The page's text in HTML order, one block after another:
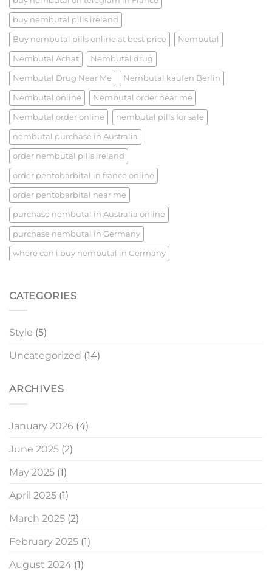
buy nembutal pills ireland​
Buy nembutal pills online at best price​ Nembutal
Nembutal Achat Nembutal drug
Nembutal Drug Near Me Nembutal kaufen Berlin
Nembutal online Nembutal order near me
Nembutal order online nembutal pills for sale​
nembutal purchase​ in Australia
order nembutal pills ireland​
order pentobarbital in france online
order pentobarbital near me
purchase nembutal in Australia online
purchase nembutal in Germany
where can i buy nembutal in Germany
CATEGORIES
Style (5)
Uncategorized (14)
ARCHIVES
January 2026 (4)
June 2025 (2)
May 2025 (1)
April 2025 (1)
March 2025 (2)
February 2025 (1)
August 2024 (1)